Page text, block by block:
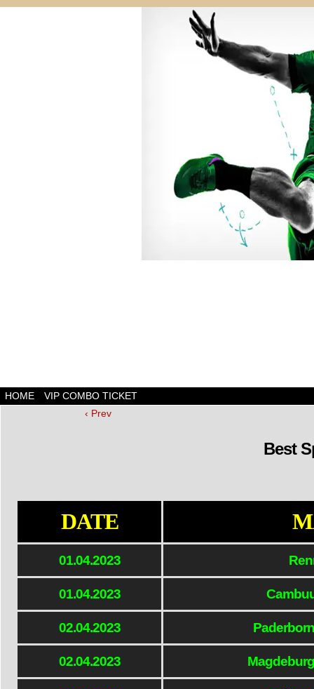
HOME
VIP COMBO TICKET
‹ Prev
Best
DATE
01.04.2023
01.04.2023
02.04.2023
02.04.2023